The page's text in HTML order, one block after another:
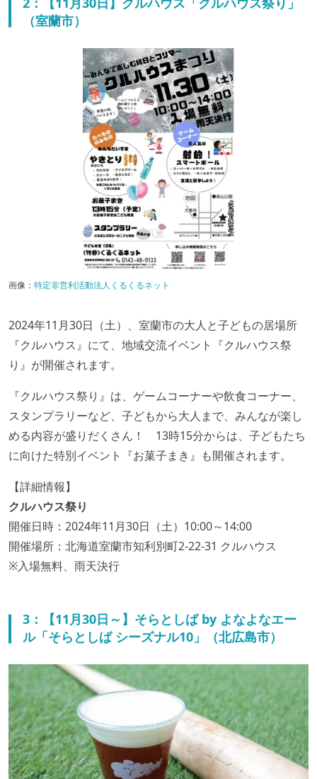
（室蘭市）
画像： 特定非営利活動法人くるくるネット
2024年11月30日（土）、室蘭市の大人と子どもの居場所
『クルハウス』にて、地域交流イベント『クルハウス祭
り』が開催されます。
『クルハウス祭り』は、ゲームコーナーや飲食コーナー、
スタンプラリーなど、子どもから大人まで、みんなが楽し
める内容が盛りだくさん！ 13時15分からは、子どもたち
に向けた特別イベント『お菓子まき』も開催されます。
【詳細情報】
クルハウス祭り
開催日時：2024年11月30日（土）10:00～14:00
開催場所：北海道室蘭市知利別町2-22-31 クルハウス
※入場無料、雨天決行
3：【11月30日～】そらとしば by よなよなエー
ル「そらとしば シーズナル10」（北広島市）